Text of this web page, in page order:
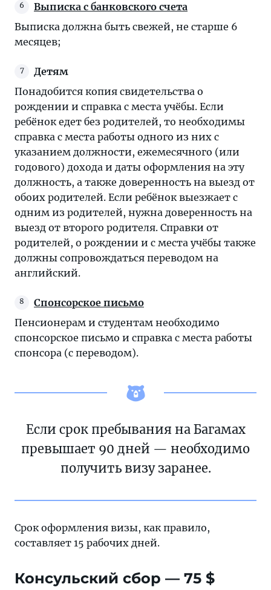
Выписка с банковского счета
Выписка должна быть свежей, не старше 6
месяцев;
Детям
Понадобится копия свидетельства о
рождении и справка с места учёбы. Если
ребёнок едет без родителей, то необходимы
справка с места работы одного из них с
указанием должности, ежемесячного (или
годового) дохода и даты оформления на эту
должность, а также доверенность на выезд от
обоих родителей. Если ребёнок выезжает с
одним из родителей, нужна доверенность на
выезд от второго родителя. Справки от
родителей, о рождении и с места учёбы также
должны сопровождаться переводом на
английский.
Спонсорское письмо
Пенсионерам и студентам необходимо
спонсорское письмо и справка с места работы
спонсора (с переводом).
Если срок пребывания на Багамах
превышает 90 дней — необходимо
получить визу заранее.
Срок оформления визы, как правило,
составляет 15 рабочих дней.
Консульский сбор — 75 $